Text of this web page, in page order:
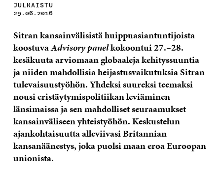
JULKAISTU
29.06.2016
Sitran kansainvälisistä huippuasiantuntijoista
koostuvaAdvisory panelkokoontui 27.–28.
kesäkuuta arviomaan globaaleja kehityssuuntia
ja niiden mahdollisia heijastusvaikutuksia Sitran
tulevaisuustyöhön. Yhdeksi suureksi teemaksi
nousi eristäytymispolitiikan leviäminen
länsimaissa ja sen mahdolliset seuraamukset
kansainväliseen yhteistyöhön. Keskustelun
ajankohtaisuutta alleviivasi Britannian
kansanäänestys, joka puolsi maan eroa Euroopan
unionista.